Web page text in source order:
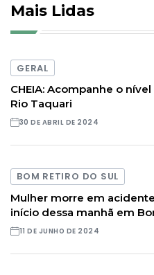
Mais Lidas
GERAL
CHEIA: Acompanhe o
Rio Taquari
30 DE ABRIL DE 2024
BOM RETIRO DO SUL
Mulher morre em
início dessa manhã em
11 DE JUNHO DE 2024